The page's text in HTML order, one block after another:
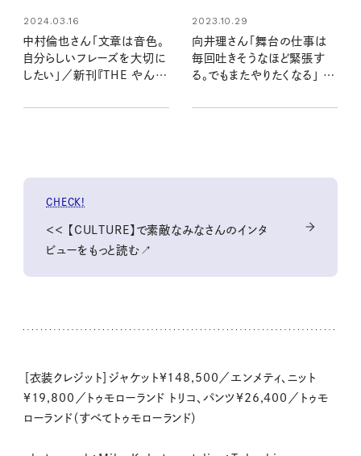
2024.03.16
中村倫也さん「文章は音色。
自分らしいフレーズを大切に
したい」／新刊『THE やんご
2023.10.29
向井理さん「舞台の仕事は
毎回吐きそうなほど緊張す
る。でもまたやりたくなる」 舞
CHECK!
＜＜ 【CULTURE】で素敵なみなさんのインタ
ビューをもっと読む↗
［衣装クレジット］ジャケット¥148,500／エンメティ、ニット
¥19,800／トゥモローランド トリコ、パンツ¥26,400／トゥモ
ローランド（すべてトゥモローランド）